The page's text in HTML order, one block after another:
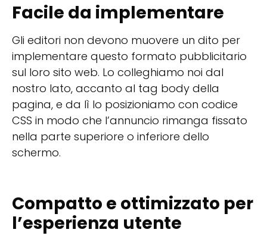
Facile da implementare
Gli editori non devono muovere un dito per
implementare questo formato pubblicitario
sul loro sito web. Lo colleghiamo noi dal
nostro lato, accanto al tag body della
pagina, e da lì lo posizioniamo con codice
CSS in modo che l’annuncio rimanga fissato
nella parte superiore o inferiore dello
schermo.
Compatto e ottimizzato per
l’esperienza utente